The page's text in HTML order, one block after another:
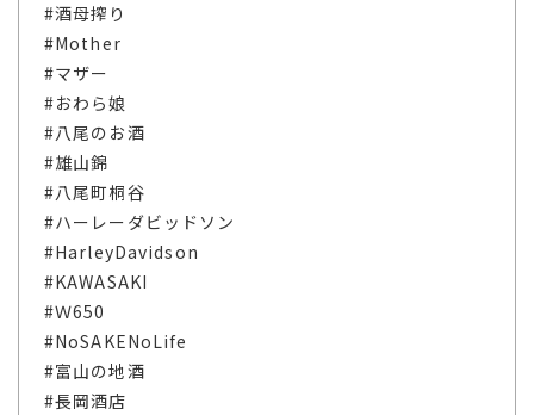
#酒母搾り
#Mother
#マザー
#おわら娘
#八尾のお酒
#雄山錦
#八尾町桐谷
#ハーレーダビッドソン
#HarleyDavidson
#KAWASAKI
#Ｗ650
#NoSAKENoLife
#富山の地酒
#長岡酒店